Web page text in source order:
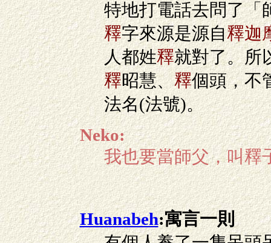
特地打電話去問了「
釋字來源是源自釋迦
人都姓釋就對了。所
釋昭慧、釋個頭，不
法名(法號)。
Neko:
我也要當師父，叫釋
Huanabeh:寓言一則